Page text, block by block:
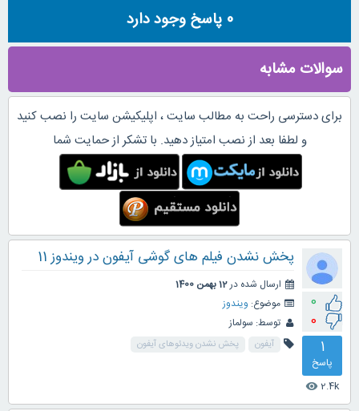
0 پاسخ وجود دارد
سوالات مشابه
برای دسترسی راحت به مطالب سایت ، اپلیکیشن سایت را نصب کنید
و لطفا بعد از نصب امتیاز دهید. با تشکر از حمایت شما
0
0
1
پاسخ
2.4k
visibility
پخش نشدن فیلم های گوشی آیفون در ویندوز 11
ارسال شده در12 بهمن 1400
موضوع: ویندوز
توسط: سولماز
آیفون پخش نشدن ویدئوهای آیفون